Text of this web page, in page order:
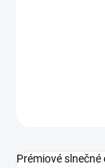
Prémiové